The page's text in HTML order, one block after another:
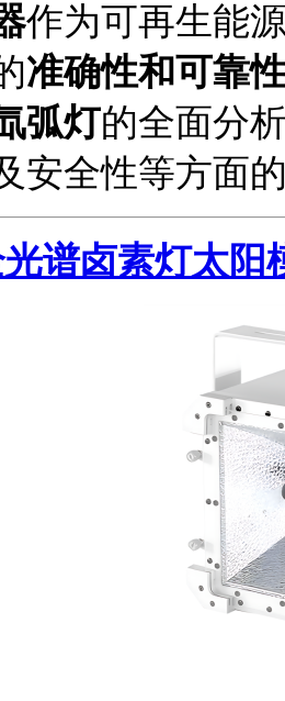
作为可再生能
准确性和可靠
弧灯的全面分
安全性等方面
谱卤素灯太阳